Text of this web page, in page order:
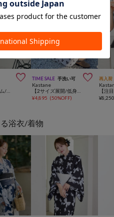
 TIME SALE 手洗い可 
Kastane
¥4,895 (50%OFF)
再入荷
¥
浴衣/着物